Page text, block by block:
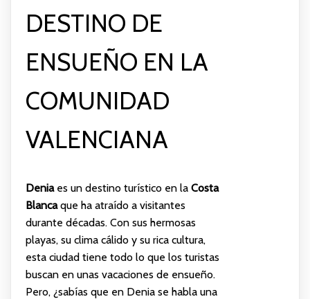
DESTINO DE
ENSUEÑO EN LA
COMUNIDAD
VALENCIANA
Deniaes un destino turístico en la Costa
Blancaque ha atraído a visitantes
durante décadas. Con sus hermosas
playas, su clima cálido y su rica cultura,
esta ciudad tiene todo lo que los turistas
buscan en unas vacaciones de ensueño.
Pero, ¿sabías que en Denia se habla una